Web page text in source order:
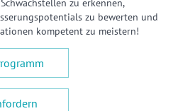
zu erkennen,
zu bewerten und
kompetent zu meistern!